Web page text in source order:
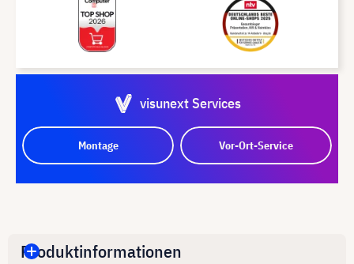
visunext Services
Montage Vor-Ort-Service
Produktinformationen